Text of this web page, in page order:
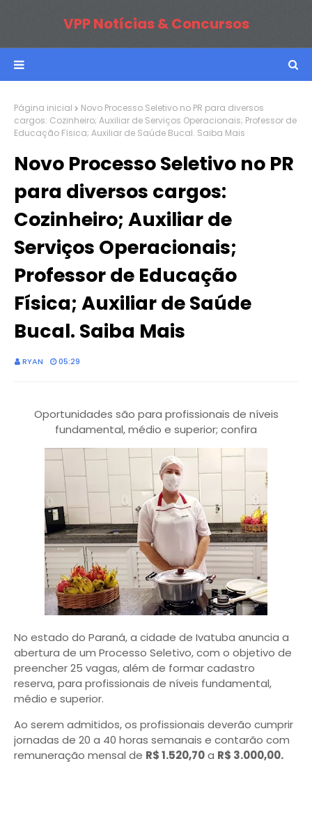
VPP Notícias & Concursos
Página inicial
Novo Processo Seletivo no PR para diversos
cargos: Cozinheiro; Auxiliar de Serviços Operacionais; Professor de
Educação Física; Auxiliar de Saúde Bucal. Saiba Mais
Novo Processo Seletivo no PR
para diversos cargos:
Cozinheiro; Auxiliar de
Serviços Operacionais;
Professor de Educação
Física; Auxiliar de Saúde
Bucal. Saiba Mais
RYAN 05:29
Oportunidades são para profissionais de níveis
fundamental, médio e superior; confira
No estado do Paraná, a cidade de Ivatuba anuncia a
abertura de um Processo Seletivo, com o objetivo de
preencher 25 vagas, além de formar cadastro
reserva, para profissionais de níveis fundamental,
médio e superior.
Ao serem admitidos, os profissionais deverão cumprir
jornadas de 20 a 40 horas semanais e contarão com
remuneração mensal de R$ 1.520,70a R$ 3.000,00.